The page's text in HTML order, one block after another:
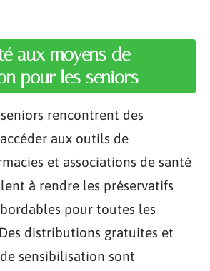
aux moyens de
pour les seniors
rencontrent des
aux outils de
et associations de santé
à rendre les préservatifs
pour toutes les
distributions gratuites et
sensibilisation sont